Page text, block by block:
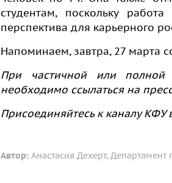
студентам, поскольку
перспектива для карьерного
Напоминаем, завтра, 27 марта
При частичной или полной
необходимо ссылаться на
Присоединяйтесь к каналу КФУ
Автор: Анастасия Дехерт,